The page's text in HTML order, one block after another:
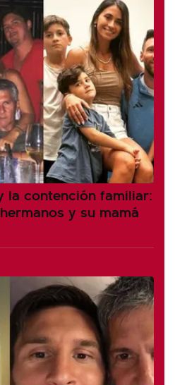
la contención familiar:
y su mamá